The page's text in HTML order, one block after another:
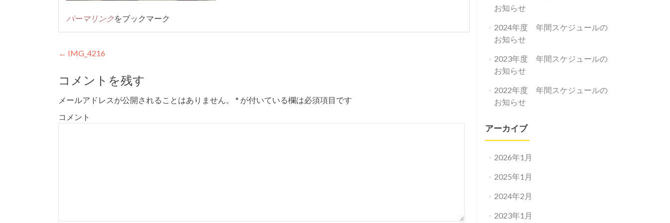
パーマリンクをブックマーク
投
ナ
ビ
ゲ
← IMG_4216
コメントを残す
メールアドレスが公開されることはありません。 * が付いている欄は必須項目です
コメント
お知らせ
2024年度 年間スケジュールの
お知らせ
2023年度 年間スケジュールの
お知らせ
2022年度 年間スケジュールの
お知らせ
アーカイブ
2026年1月
2025年1月
2024年2月
2023年1月